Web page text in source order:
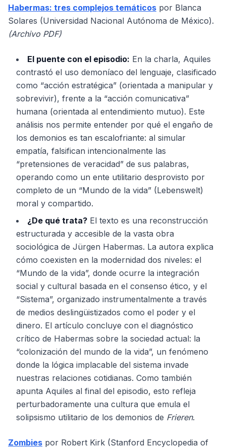
Habermas: tres complejos temáticos por Blanca
Solares (Universidad Nacional Autónoma de México).
(Archivo PDF)
El puente con el episodio: En la charla, Aquiles
contrastó el uso demoníaco del lenguaje, clasificado
como “acción estratégica” (orientada a manipular y
sobrevivir), frente a la “acción comunicativa”
humana (orientada al entendimiento mutuo). Este
análisis nos permite entender por qué el engaño de
los demonios es tan escalofriante: al simular
empatía, falsifican intencionalmente las
“pretensiones de veracidad” de sus palabras,
operando como un ente utilitario desprovisto por
completo de un “Mundo de la vida” (Lebenswelt)
moral y compartido.
¿De qué trata? El texto es una reconstrucción
estructurada y accesible de la vasta obra
sociológica de Jürgen Habermas. La autora explica
cómo coexisten en la modernidad dos niveles: el
“Mundo de la vida”, donde ocurre la integración
social y cultural basada en el consenso ético, y el
“Sistema”, organizado instrumentalmente a través
de medios deslingüistizados como el poder y el
dinero. El artículo concluye con el diagnóstico
crítico de Habermas sobre la sociedad actual: la
“colonización del mundo de la vida”, un fenómeno
donde la lógica implacable del sistema invade
nuestras relaciones cotidianas. Como también
apunta Aquiles al final del episodio, esto refleja
perturbadoramente una cultura que emula el
solipsismo utilitario de los demonios de Frieren.
Zombies por Robert Kirk (Stanford Encyclopedia of